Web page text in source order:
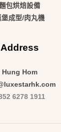
包烘焙設備
堡成型/肉丸機
Address
Hung Hom
6278 1911